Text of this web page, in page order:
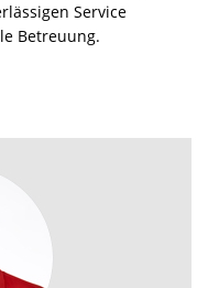
Service
Betreuung.